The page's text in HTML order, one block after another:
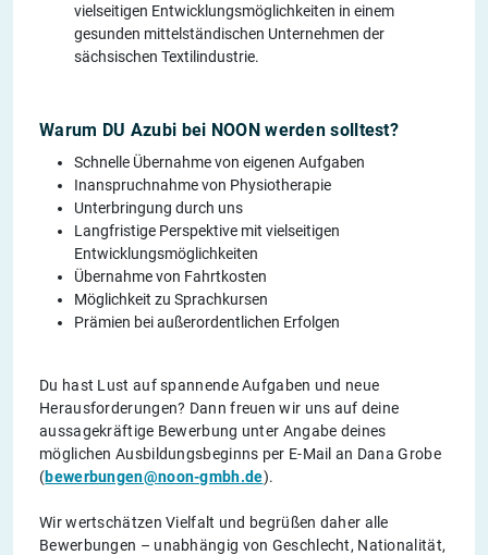
vielseitigen Entwicklungsmöglichkeiten in einem
gesunden mittelständischen Unternehmen der
sächsischen Textilindustrie.
Warum DU Azubi bei NOON werden solltest?
Schnelle Übernahme von eigenen Aufgaben
Inanspruchnahme von Physiotherapie
Unterbringung durch uns
Langfristige Perspektive mit vielseitigen
Entwicklungsmöglichkeiten
Übernahme von Fahrtkosten
Möglichkeit zu Sprachkursen
Prämien bei außerordentlichen Erfolgen
Du hast Lust auf spannende Aufgaben und neue
Herausforderungen? Dann freuen wir uns auf deine
aussagekräftige Bewerbung unter Angabe deines
möglichen Ausbildungsbeginns per E-Mail an Dana Grobe
(bewerbungen@noon-gmbh.de).
Wir wertschätzen Vielfalt und begrüßen daher alle
Bewerbungen – unabhängig von Geschlecht, Nationalität,